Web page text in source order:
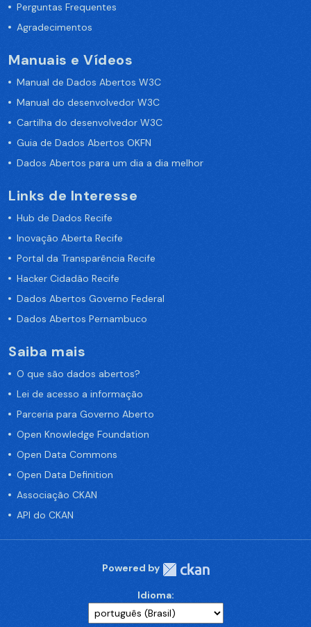
Perguntas Frequentes
Agradecimentos
Manuais e Vídeos
Manual de Dados Abertos W3C
Manual do desenvolvedor W3C
Cartilha do desenvolvedor W3C
Guia de Dados Abertos OKFN
Dados Abertos para um dia a dia melhor
Links de Interesse
Hub de Dados Recife
Inovação Aberta Recife
Portal da Transparência Recife
Hacker Cidadão Recife
Dados Abertos Governo Federal
Dados Abertos Pernambuco
Saiba mais
O que são dados abertos?
Lei de acesso a informação
Parceria para Governo Aberto
Open Knowledge Foundation
Open Data Commons
Open Data Definition
Associação CKAN
API do CKAN
Powered by
Idioma